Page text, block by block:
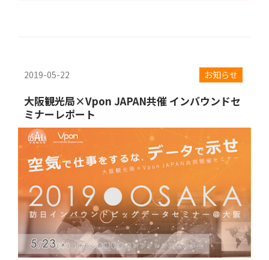
2019-05-22 お知らせ
大阪観光局×Vpon JAPAN共催 インバウンドセ
ミナーレポート